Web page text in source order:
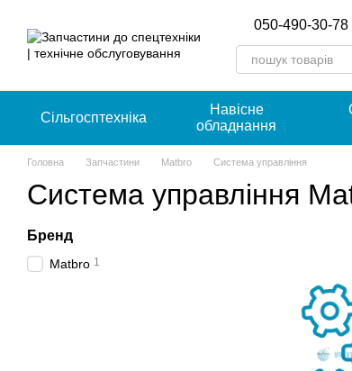
050-490-30-78
Сільгосптехніка
Навісне
обладнання
Головна Запчастини Matbro Система управління
Система управління
Бренд
Matbro 1